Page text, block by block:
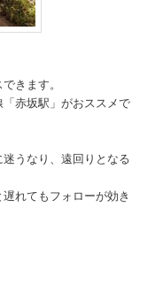
きます。
赤坂駅」がおススメで
うなり、遠回りとなる
れてもフォローが効き